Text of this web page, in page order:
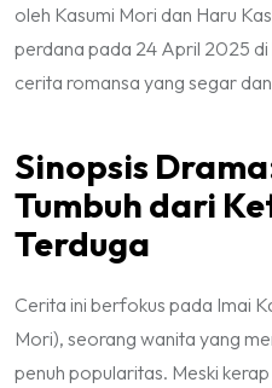
oleh Kasumi Mori dan Haru
perdana pada 24 April 2025
cerita romansa yang segar
Sinopsis
Tumbuh dari
Terduga
Cerita ini berfokus pada Imai
Mori), seorang wanita yang
penuh popularitas. Meski